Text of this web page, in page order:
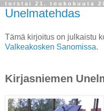
torstai 21. toukokuuta
Unelmatehdas
Tämä kirjoitus on julkaistu
Valkeakosken Sanomissa.
Kirjasniemen